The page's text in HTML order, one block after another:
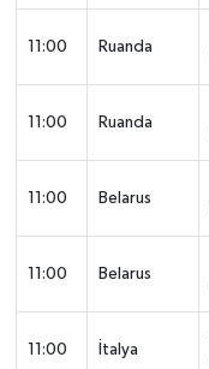
11:00 Ruanda
11:00 Ruanda
11:00 Belarus
11:00 Belarus
11:00 İtalya